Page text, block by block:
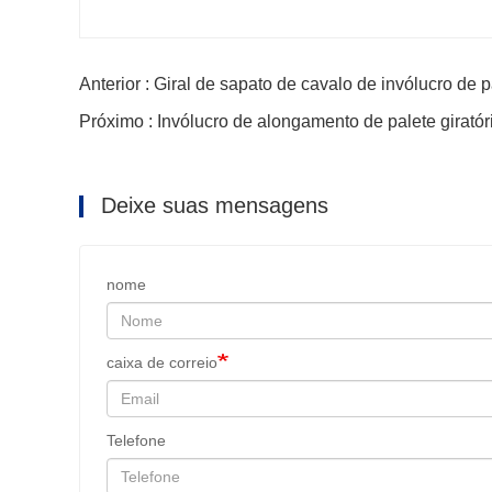
Anterior : Giral de sapato de cavalo de invólucro de
Próximo : Invólucro de alongamento de palete
Deixe suas mensagens
nome
caixa de correio
Telefone